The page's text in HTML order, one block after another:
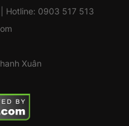
Hotline: 0903 517 513
Xuân